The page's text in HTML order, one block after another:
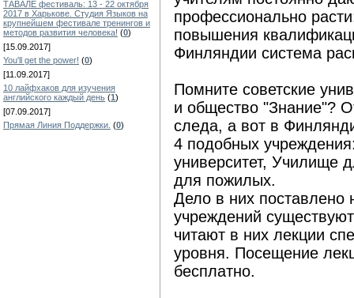
ТАВАЛЕ фестиваль: 13 - 22 октября
2017 в Харькове. Студия Языков на
крупнейшем фестивале тренингов и
методов развития человека! (0)
[15.09.2017]
You'll get the power! (0)
[11.09.2017]
10 лайфхаков для изучения
английского каждый день (1)
[07.09.2017]
Прямая Линия Поддержки. (0)
профессионально
повышения
Финляндии система
Помните советские
и общество "Знание"?
следа, а вот в
4 подобных
университет, Училище
для пожилых.
Дело в них поставлено
учреждений
читают в них лекции
уровня. Посещение
бесплатно.